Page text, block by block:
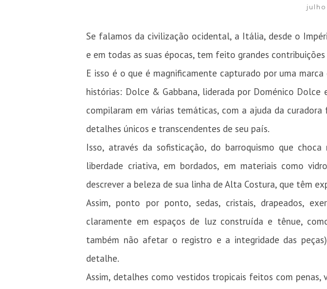
julho
Se falamos da civilização ocidental, a Itália, desde o
e em todas as suas épocas, tem feito grandes
E isso é o que é magnificamente capturado por uma
histórias: Dolce & Gabbana, liderada por Doménico
compilaram em várias temáticas, com a ajuda da
detalhes únicos e transcendentes de seu país.
Isso, através da sofisticação, do barroquismo que
liberdade criativa, em bordados, em materiais como
descrever a beleza de sua linha de Alta Costura, que têm
Assim, ponto por ponto, sedas, cristais, drapeados,
claramente em espaços de luz construída e tênue,
também não afetar o registro e a integridade das
detalhe.
Assim, detalhes como vestidos tropicais feitos com